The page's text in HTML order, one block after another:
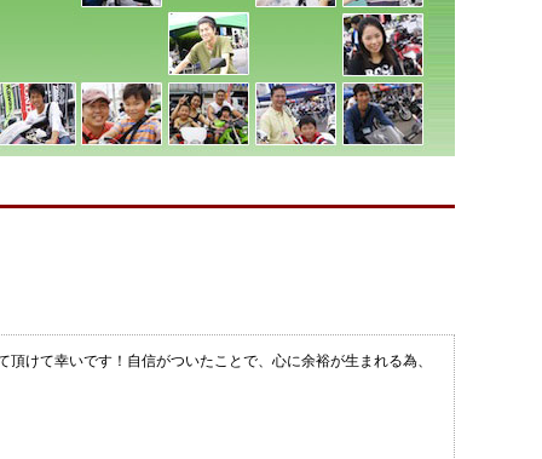
けて幸いです！自信がついたことで、心に余裕が生まれる為、